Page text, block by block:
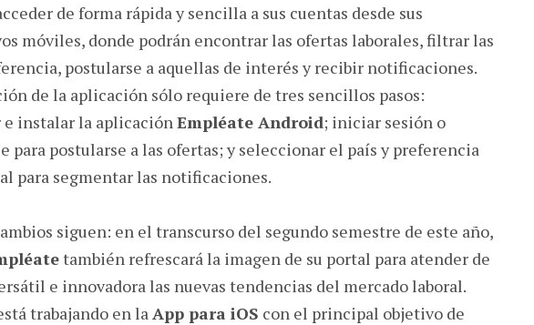
de forma rápida y sencilla a sus cuentas desde sus
móviles, donde podrán encontrar las ofertas laborales, filtrar las
postularse a aquellas de interés y recibir notificaciones.
de la aplicación sólo requiere de tres sencillos pasos:
e instalar la aplicación Empléate Android; iniciar sesión o
para postularse a las ofertas; y seleccionar el país y preferencia
para segmentar las notificaciones.
siguen: en el transcurso del segundo semestre de este año,
también refrescará la imagen de su portal para atender de
e innovadora las nuevas tendencias del mercado laboral.
trabajando en la App para iOS con el principal objetivo de